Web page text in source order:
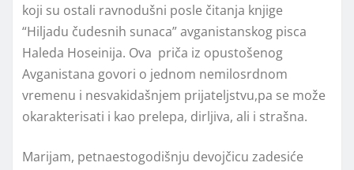
koji su ostali ravnodušni posle čitanja knjige
“Hiljadu čudesnih sunaca” avganistanskog pisca
Haleda Hoseinija. Ova priča iz opustošenog
Avganistana govori o jednom nemilosrdnom
vremenu i nesvakidašnjem prijateljstvu,pa se može
okarakterisati i kao prelepa, dirljiva, ali i strašna.
Marijam, petnaestogodišnju devojčicu zadesiće